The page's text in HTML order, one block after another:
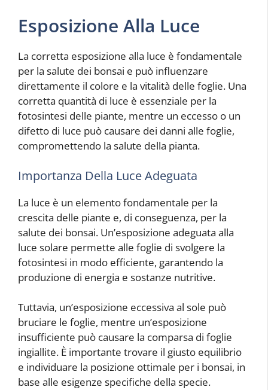
Esposizione Alla Luce
La corretta esposizione alla luce è fondamentale
per la salute dei bonsai e può influenzare
direttamente il colore e la vitalità delle foglie. Una
corretta quantità di luce è essenziale per la
fotosintesi delle piante, mentre un eccesso o un
difetto di luce può causare dei danni alle foglie,
compromettendo la salute della pianta.
Importanza Della Luce Adeguata
La luce è un elemento fondamentale per la
crescita delle piante e, di conseguenza, per la
salute dei bonsai. Un’esposizione adeguata alla
luce solare permette alle foglie di svolgere la
fotosintesi in modo efficiente, garantendo la
produzione di energia e sostanze nutritive.
Tuttavia, un’esposizione eccessiva al sole può
bruciare le foglie, mentre un’esposizione
insufficiente può causare la comparsa di foglie
ingiallite. È importante trovare il giusto equilibrio
e individuare la posizione ottimale per i bonsai, in
base alle esigenze specifiche della specie.